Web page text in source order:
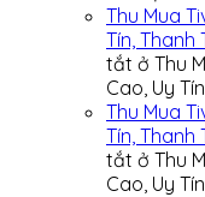
Thu Mua
Tín, Thanh
tắt ở Thu
Cao, Uy
Thu Mua
Tín, Thanh
tắt ở Thu
Cao, Uy